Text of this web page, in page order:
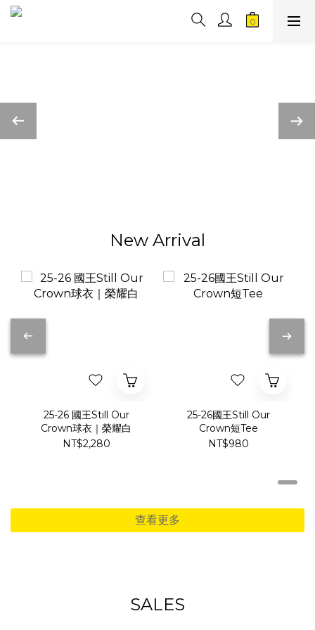
New Arrival
25-26 國王Still Our
Crown球衣｜榮耀白
NT$2,280
25-26國王Still Our
Crown短Tee
NT$980
查看更多
SALES